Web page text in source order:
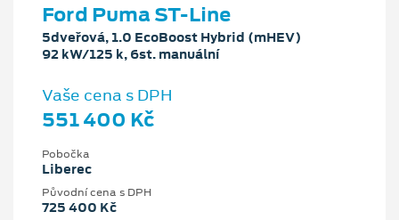
Ford Puma ST-Line
5dveřová, 1.0 EcoBoost Hybrid (mHEV)
92 kW/125 k, 6st. manuální
Vaše cena s DPH
551 400 Kč
Pobočka
Liberec
Původní cena s DPH
725 400 Kč